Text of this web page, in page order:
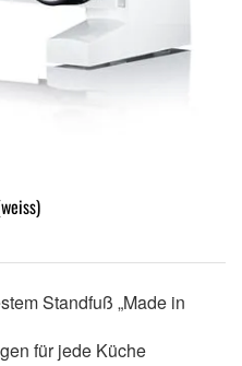
Standfuß „Made in
für jede Küche